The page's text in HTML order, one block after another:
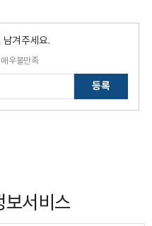
남겨주세요.
매우불만족
등록
보서비스